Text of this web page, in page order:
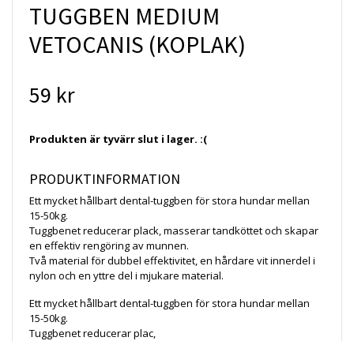
TUGGBEN MEDIUM
VETOCANIS (KOPLAK)
59 kr
Produkten är tyvärr slut i lager. :(
PRODUKTINFORMATION
Ett mycket hållbart dental-tuggben för stora hundar mellan
15-50kg.
Tuggbenet reducerar plack, masserar tandköttet och skapar
en effektiv rengöring av munnen.
Två material för dubbel effektivitet, en hårdare vit innerdel i
nylon och en yttre del i mjukare material.
Ett mycket hållbart dental-tuggben för stora hundar mellan
15-50kg.
Tuggbenet reducerar plac,